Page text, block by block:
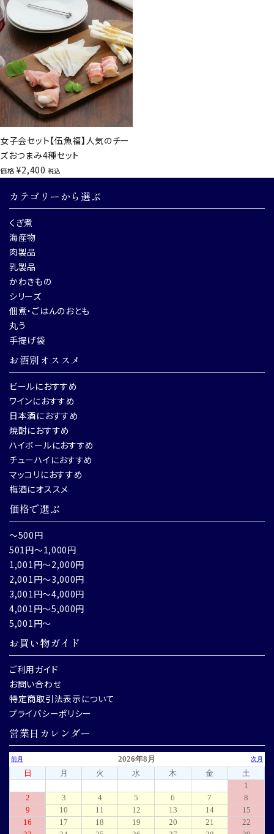
女子会セット【伍魚福】人気のチー
ズおつまみ4種セット
価格 ¥2,400 税込
カテゴリーから選ぶ
くぎ煮
海産物
肉製品
乳製品
かわきもの
シリーズ
佃煮・ごはんのおとも
丸う
手提げ袋
お酒別オススメ
ビールにおすすめ
ワインにおすすめ
日本酒におすすめ
焼酎におすすめ
ハイボールにおすすめ
チューハイにおすすめ
マッコリにおすすめ
梅酒にオススメ
価格で選ぶ
～500円
501円～1,000円
1,001円～2,000円
2,001円～3,000円
3,001円～4,000円
4,001円～5,000円
5,001円～
お買い物ガイド
ご利用ガイド
お問い合わせ
特定商取引法表示について
プライバシーポリシー
営業日カレンダー